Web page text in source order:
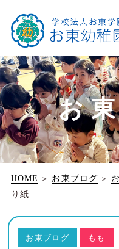
お
HOME ＞ お東ブログ ＞
り紙
お東ブログ もも